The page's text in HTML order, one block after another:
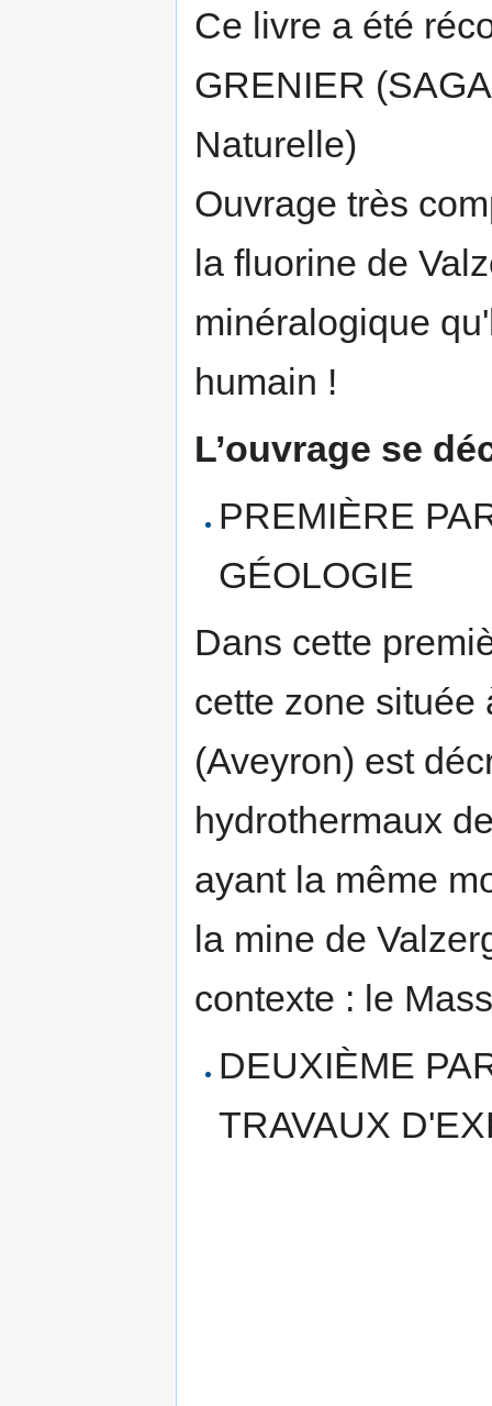
Ce livre a été
GRENIER
Naturelle)
Ouvrage très
la fluorine de
minéralogique
humain !
L’ouvrage se
PREMIÈRE
GÉOLOGIE
Dans cette
cette zone située
(Aveyron) est
hydrothermaux
ayant la même
la mine de
contexte : le
DEUXIÈME
TRAVAUX